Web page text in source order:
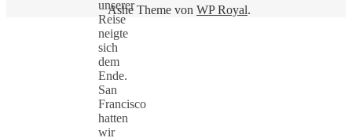
unserer
Reise
neigte
sich
dem
Ende.
San
Francisco
hatten
wir
Ashe Theme von WP Royal.